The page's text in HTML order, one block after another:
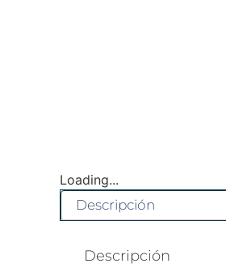
Loading...
Descripción
Descripción